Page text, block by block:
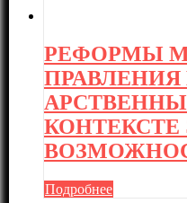
РЕФОРМЫ
ПРАВЛЕНИЯ
Подробнее